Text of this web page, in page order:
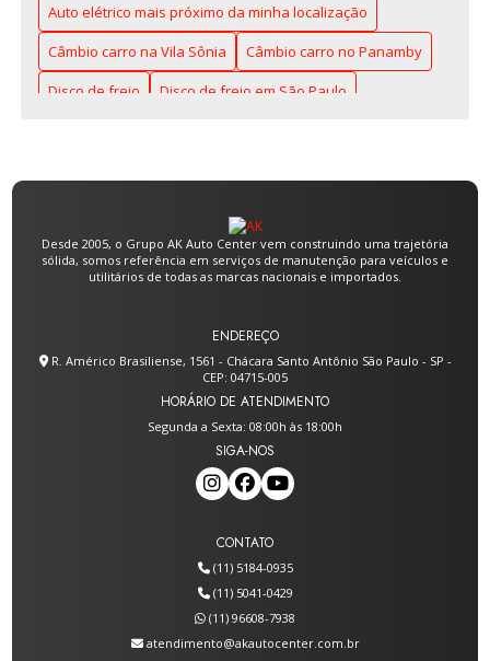
ENTENDA A IMPORTÂNCIA DA TROCA DE FREIO E
ACELERADOR
ENTENDA COMO FUNCIONA O FREIO
HIDRÁULICO E SUAS VANTAGENS
GUIA PRÁTICO PARA MOTORISTAS
MANUTENÇÃO IDEAL
PARA ESCOLHER O IDEAL
PARA ESCOLHER O MELHOR
CONDICIONADO AUTOMOTIVO
COMPLETO PARA INICIANTES
Auto elétrico mais próximo da minha localização
Câmbio carro na Vila Sônia
Câmbio carro no Panamby
Disco de freio
Disco de freio em São Paulo
Mola helicoidal
Molas para suspensão
Serviço de suspensão
Troca de freio e acelerador
Desde 2005, o Grupo AK Auto Center vem construindo uma trajetória
sólida, somos referência em serviços de manutenção para veículos e
utilitários de todas as marcas nacionais e importados.
ENDEREÇO
R. Américo Brasiliense, 1561 - Chácara Santo Antônio São Paulo - SP -
CEP: 04715-005
HORÁRIO DE ATENDIMENTO
Segunda a Sexta: 08:00h às 18:00h
SIGA-NOS
CONTATO
(11) 5184-0935
(11) 5041-0429
(11) 96608-7938
atendimento@akautocenter.com.br